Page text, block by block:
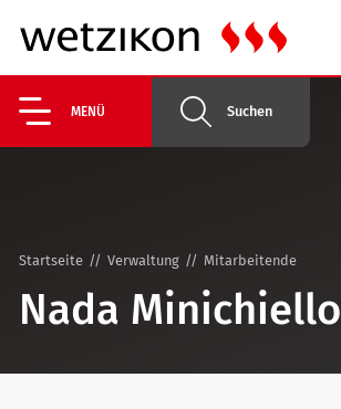
MENÜ Suchen
Startseite Verwaltung Mitarbeitende
Nada Minichiello